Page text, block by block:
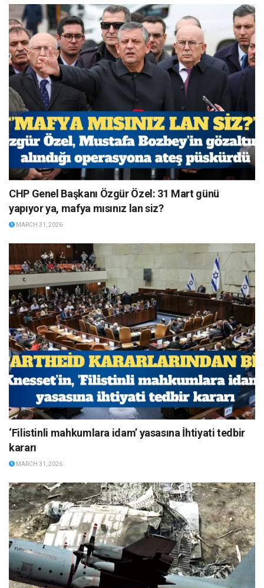
CHP Genel Başkanı Özgür Özel: 31 Mart günü
yapıyor ya, mafya mısınız lan siz?
MARCH 31, 2026
‘Filistinli mahkumlara idam’ yasasına İhtiyati tedbir
kararı
MARCH 31, 2026